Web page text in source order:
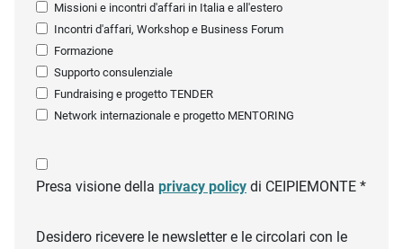
Missioni e incontri d'affari in Italia e all'estero
Incontri d'affari, Workshop e Business Forum
Formazione
Supporto consulenziale
Fundraising e progetto TENDER
Network internazionale e progetto MENTORING
Presa visione della privacy policy di CEIPIEMONTE *
Desidero ricevere le newsletter e le circolari con le